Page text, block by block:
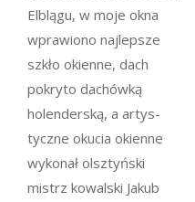
Elblągu, w moje okna
wprawiono najlepsze
szkło okienne, dach
pokryto dachówką
holenderską, a artys-
tyczne okucia okienne
wykonał olsztyński
mistrz kowalski Jakub